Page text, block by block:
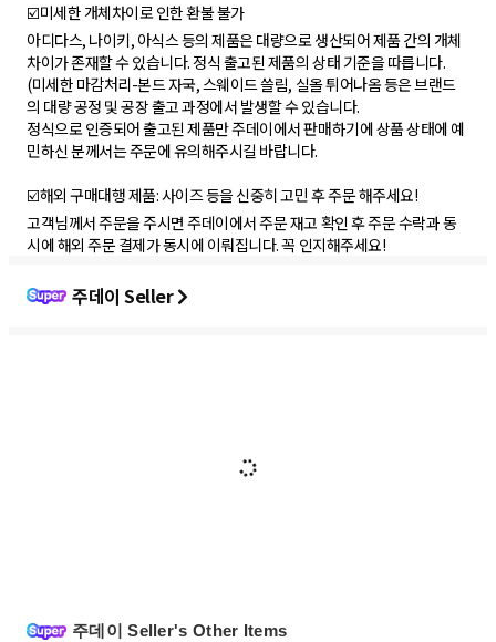
☑️미세한 개체차이로 인한 환불 불가
아디다스, 나이키, 아식스 등의 제품은 대량으로 생산되어 제품 간의 개체
차이가 존재할 수 있습니다. 정식 출고된 제품의 상태 기준을 따릅니다.
(미세한 마감처리-본드 자국, 스웨이드 쓸림, 실올 튀어나옴 등은 브랜드
의 대량 공정 및 공장 출고 과정에서 발생할 수 있습니다.
정식으로 인증되어 출고된 제품만 주데이에서 판매하기에 상품 상태에 예
민하신 분께서는 주문에 유의해주시길 바랍니다.
☑️해외 구매대행 제품: 사이즈 등을 신중히 고민 후 주문 해주세요!
고객님께서 주문을 주시면 주데이에서 주문 재고 확인 후 주문 수락과 동
시에 해외 주문 결제가 동시에 이뤄집니다. 꼭 인지해주세요!
주데이 Seller
주데이 Seller's Other Items